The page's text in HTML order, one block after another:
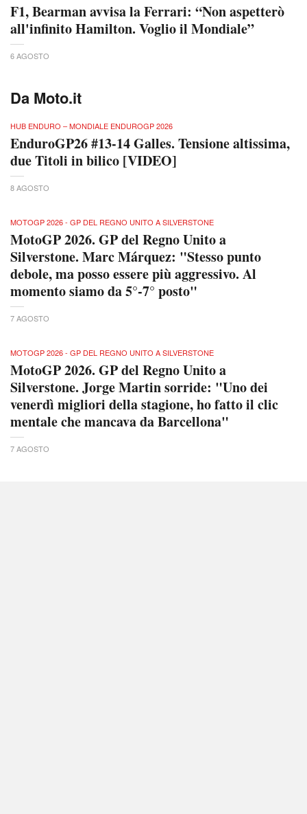
F1, Bearman avvisa la Ferrari: “Non aspetterò
all'infinito Hamilton. Voglio il Mondiale”
6 AGOSTO
Da Moto.it
HUB ENDURO – MONDIALE ENDUROGP 2026
EnduroGP26 #13-14 Galles. Tensione altissima,
due Titoli in bilico [VIDEO]
8 AGOSTO
MOTOGP 2026 - GP DEL REGNO UNITO A SILVERSTONE
MotoGP 2026. GP del Regno Unito a
Silverstone. Marc Márquez: "Stesso punto
debole, ma posso essere più aggressivo. Al
momento siamo da 5°-7° posto"
7 AGOSTO
MOTOGP 2026 - GP DEL REGNO UNITO A SILVERSTONE
MotoGP 2026. GP del Regno Unito a
Silverstone. Jorge Martin sorride: "Uno dei
venerdì migliori della stagione, ho fatto il clic
mentale che mancava da Barcellona"
7 AGOSTO